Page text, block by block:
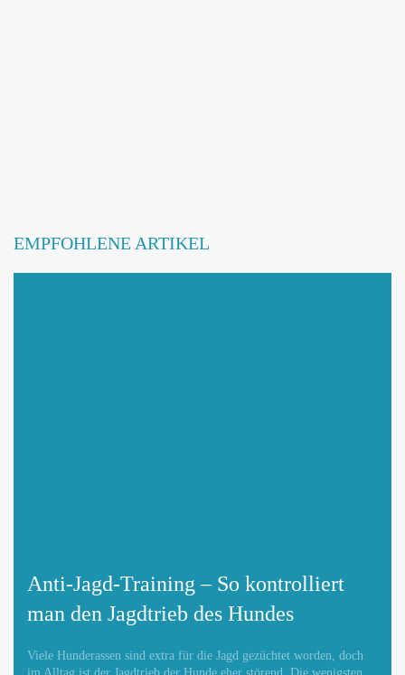
Mit Absenden der Daten akzeptiere ich die
EMPFOHLENE ARTIKEL
Anti-Jagd-Training – So kontrolliert
man den Jagdtrieb des Hundes
Viele Hunderassen sind extra für die Jagd gezüchtet worden, doch